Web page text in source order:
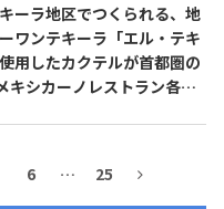
rights reserved.
ーラ地区でつくられる、地
ワンテキーラ「エル・テキ
用したカクテルが首都圏の
キシカーノレストラン各店
6 … 25